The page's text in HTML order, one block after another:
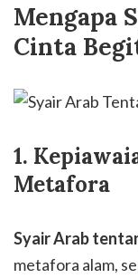
Mengapa
Cinta
1.
Metafora
Syair Arab
metafora alam,